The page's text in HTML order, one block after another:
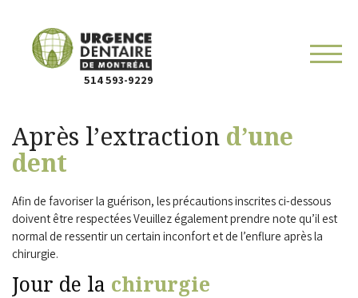
514 593-9229
Après l’extraction d’une
dent
Afin de favoriser la guérison, les précautions inscrites ci-dessous
doivent être respectées Veuillez également prendre note qu’il est
normal de ressentir un certain inconfort et de l’enflure après la
chirurgie.
Jour de la chirurgie